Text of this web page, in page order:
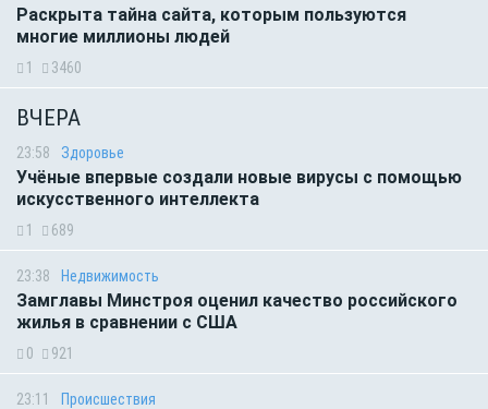
Раскрыта тайна сайта, которым пользуются
многие миллионы людей
1 3460
ВЧЕРА
23:58 Здоровье
Учёные впервые создали новые вирусы с помощью
искусственного интеллекта
1 689
23:38 Недвижимость
Замглавы Минстроя оценил качество российского
жилья в сравнении с США
0 921
23:11 Происшествия